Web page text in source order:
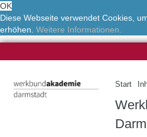
OK
Diese Webseite verwendet Cookies,
erhöhen. Weitere Informationen.
Start